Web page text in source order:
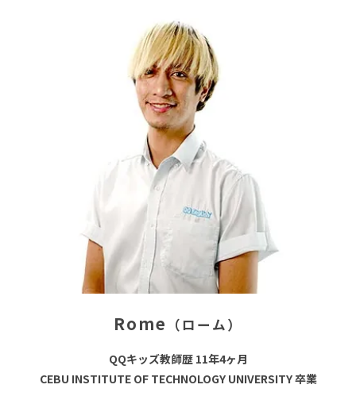
Rome （ローム）
QQキッズ教師歴 11年4ヶ月
CEBU INSTITUTE OF TECHNOLOGY UNIVERSITY 卒業